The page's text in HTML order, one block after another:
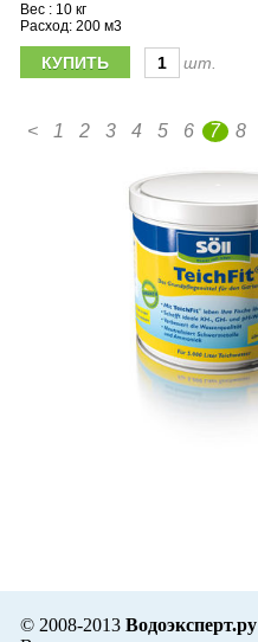
Вес : 10 кг
Расход: 200 м3
шт.
< 1 2 3 4 5 6 7 8
© 2008-2013 Водоэксперт.ру